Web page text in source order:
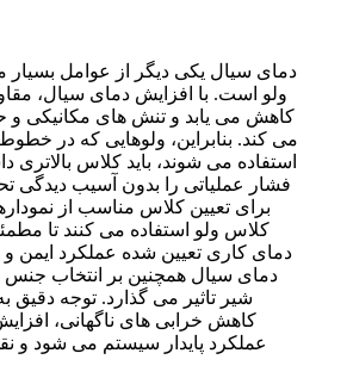
دمای سیال یکی دیگر از عوامل بسیار
ولو است. با افزایش دمای سیال،
کاهش می یابد و تنش های مکانیکی و
می کند. بنابراین، ولوهایی که در
استفاده می شوند، باید کلاس بالاتری
فشار عملیاتی را بدون آسیب دیدگی
برای تعیین کلاس مناسب از
کلاس ولو استفاده می کنند تا
دمای کاری تعیین شده عملکرد ایمن و
دمای سیال همچنین بر انتخاب جنس
شیر تاثیر می گذارد. توجه دقیق
کاهش خرابی های ناگهانی،
عملکرد پایدار سیستم می شود و